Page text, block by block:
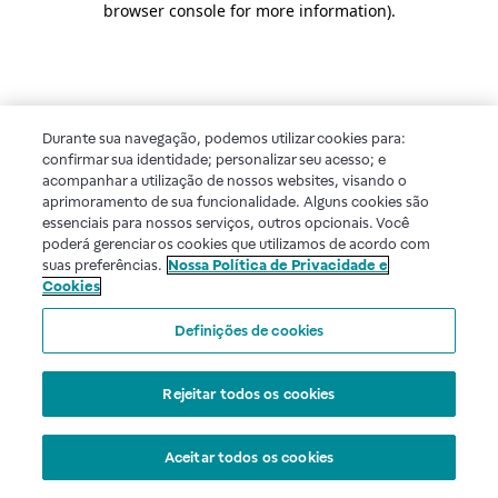
browser console for more information).
Durante sua navegação, podemos utilizar cookies para:
confirmar sua identidade; personalizar seu acesso; e
acompanhar a utilização de nossos websites, visando o
aprimoramento de sua funcionalidade. Alguns cookies são
essenciais para nossos serviços, outros opcionais. Você
poderá gerenciar os cookies que utilizamos de acordo com
suas preferências. Nossa Política de Privacidade e
Cookies
Definições de cookies
Rejeitar todos os cookies
Aceitar todos os cookies